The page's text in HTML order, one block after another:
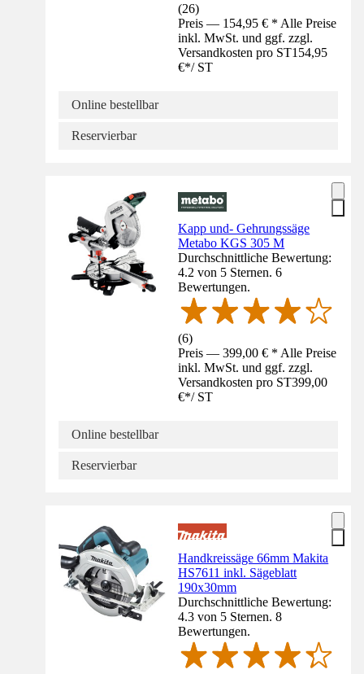
(26)
Preis — 154,95 € * Alle Preise
inkl. MwSt. und ggf. zzgl.
Versandkosten pro ST154,95
€*/ ST
Online bestellbar
Reservierbar
Kapp und- Gehrungssäge
Metabo KGS 305 M
Durchschnittliche Bewertung:
4.2 von 5 Sternen. 6
Bewertungen.
(6)
Preis — 399,00 € * Alle Preise
inkl. MwSt. und ggf. zzgl.
Versandkosten pro ST399,00
€*/ ST
Online bestellbar
Reservierbar
Handkreissäge 66mm Makita
HS7611 inkl. Sägeblatt
190x30mm
Durchschnittliche Bewertung:
4.3 von 5 Sternen. 8
Bewertungen.